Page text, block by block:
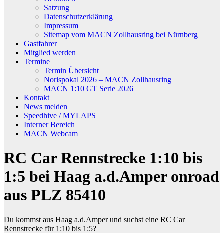
Satzung
Datenschutzerklärung
Impressum
Sitemap vom MACN Zollhausring bei Nürnberg
Gastfahrer
Mitglied werden
Termine
Termin Übersicht
Norispokal 2026 – MACN Zollhausring
MACN 1:10 GT Serie 2026
Kontakt
News melden
Speedhive / MYLAPS
Interner Bereich
MACN Webcam
RC Car Rennstrecke 1:10 bis
1:5 bei Haag a.d.Amper onroad
aus PLZ 85410
Du kommst aus Haag a.d.Amper und suchst eine RC Car
Rennstrecke für 1:10 bis 1:5?